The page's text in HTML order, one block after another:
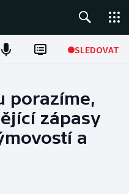
SLEDOVAT
porazíme,
zápasy
a